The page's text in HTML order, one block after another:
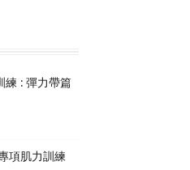
練 : 彈力帶篇
項肌力訓練